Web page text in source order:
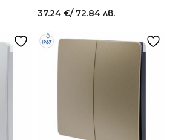
37.24 €/ 72.84 лв.